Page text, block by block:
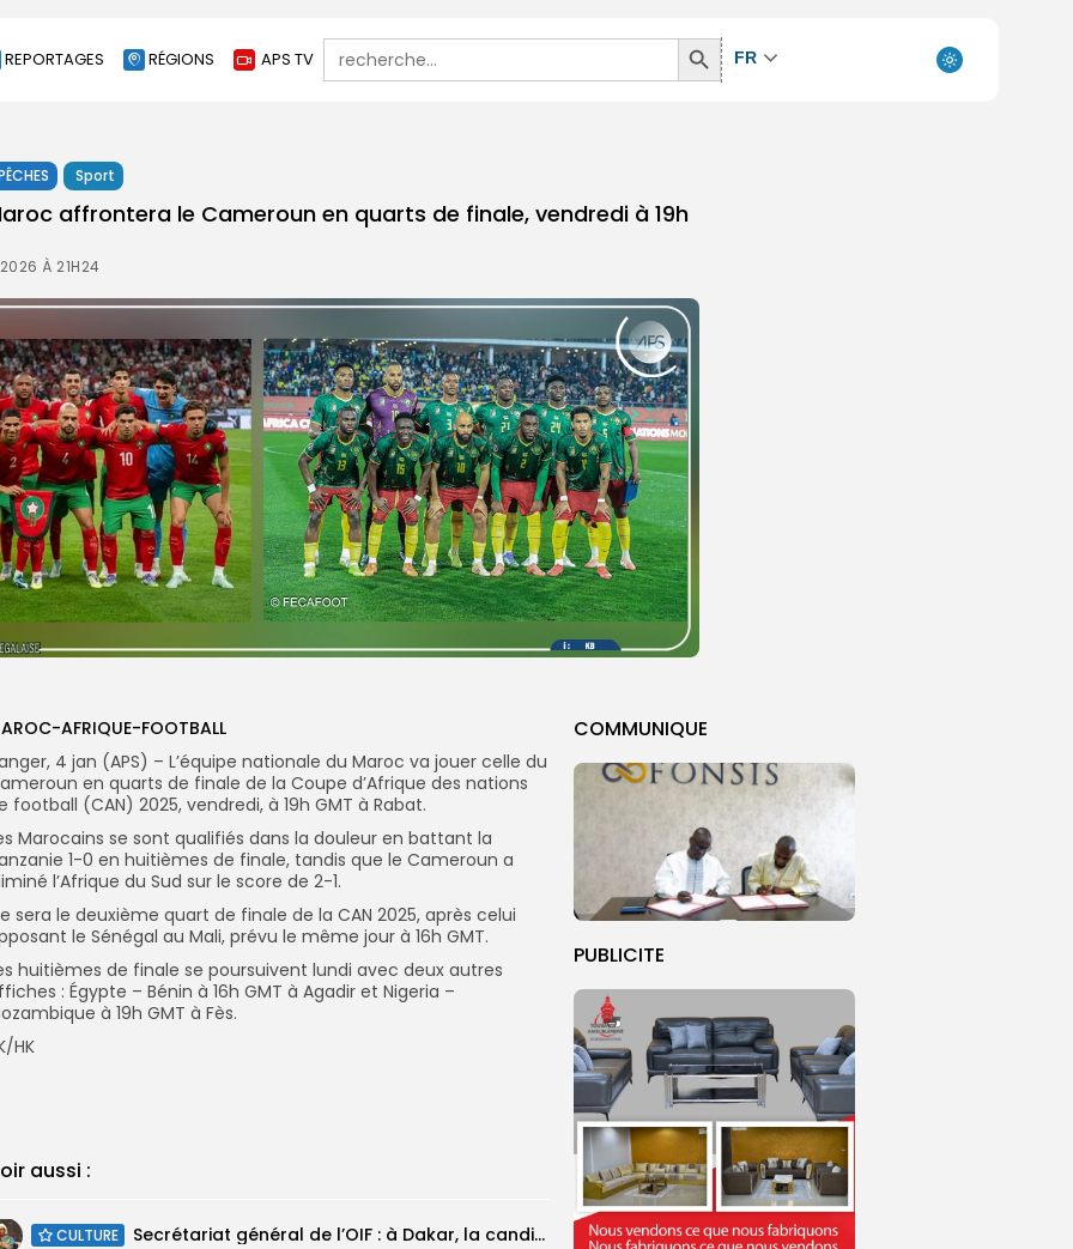
REPORTAGES RÉGIONS APS TV
Search
for:
Search
Button
FR
Sport
affrontera le Cameroun en quarts de finale, vendredi à 19h
À 21H24
COMMUNIQUE
PUBLICITE
AFRIQUE-FOOTBALL
4 jan (APS) – L’équipe nationale du Maroc va jouer celle du
en quarts de finale de la Coupe d’Afrique des nations
football (CAN) 2025, vendredi, à 19h GMT à Rabat.
Marocains se sont qualifiés dans la douleur en battant la
1-0 en huitièmes de finale, tandis que le Cameroun a
l’Afrique du Sud sur le score de 2-1.
sera le deuxième quart de finale de la CAN 2025, après celui
le Sénégal au Mali, prévu le même jour à 16h GMT.
huitièmes de finale se poursuivent lundi avec deux autres
: Égypte – Bénin à 16h GMT à Agadir et Nigeria –
à 19h GMT à Fès.
HK
aussi :
CULTURE Secrétariat général de l’OIF : à Dakar, la candidate Coumba Bâ, décline...